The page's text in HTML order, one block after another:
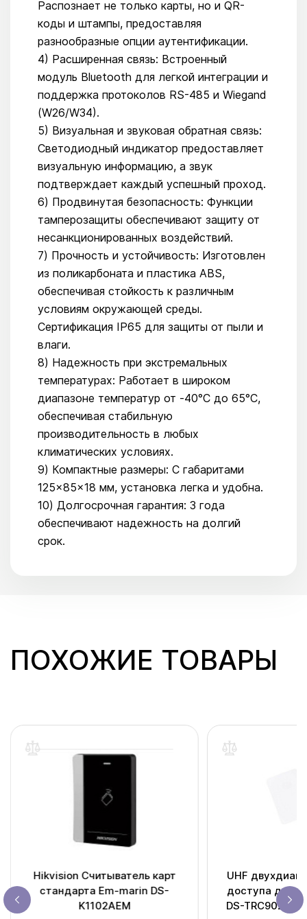
Распознает не только карты, но и QR-
коды и штампы, предоставляя
разнообразные опции аутентификации.
4) Расширенная связь: Встроенный
модуль Bluetooth для легкой интеграции и
поддержка протоколов RS-485 и Wiegand
(W26/W34).
5) Визуальная и звуковая обратная связь:
Светодиодный индикатор предоставляет
визуальную информацию, а звук
подтверждает каждый успешный проход.
6) Продвинутая безопасность: Функции
тамперозащиты обеспечивают защиту от
несанкционированных воздействий.
7) Прочность и устойчивость: Изготовлен
из поликарбоната и пластика ABS,
обеспечивая стойкость к различным
условиям окружающей среды.
Сертификация IP65 для защиты от пыли и
влаги.
8) Надежность при экстремальных
температурах: Работает в широком
диапазоне температур от -40°C до 65°C,
обеспечивая стабильную
производительность в любых
климатических условиях.
9) Компактные размеры: С габаритами
125×85×18 мм, установка легка и удобна.
10) Долгосрочная гарантия: 3 года
обеспечивают надежность на долгий
срок.
ПОХОЖИЕ ТОВАРЫ
Hikvision Считыватель карт
стандарта Em-marin DS-
K1102AEM
UHF
доступа
DS-TRC902-1/